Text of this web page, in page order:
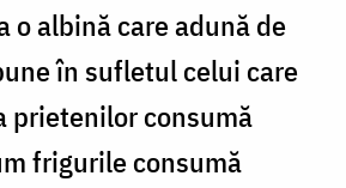
o albină care adună de
în sufletul celui care
priete­nilor consumă
frigurile consumă